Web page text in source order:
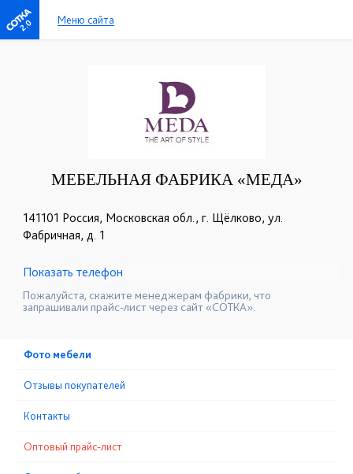
2.0 Меню сайта
МЕБЕЛЬНАЯ ФАБРИКА «МЕДА»
141101 Россия, Московская обл., г. Щёлково, ул.
Фабричная, д. 1
☎+7 (495) 775-01-50
Показать телефон
Пожалуйста, скажите менеджерам фабрики, что
запрашивали прайс-лист через сайт «СОТКА».
Фото мебели
Отзывы покупателей
Контакты
Оптовый прайс-лист